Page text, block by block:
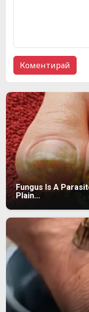
Fungus Is A
Plain...